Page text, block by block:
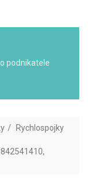
podnikatele
Rychlospojky